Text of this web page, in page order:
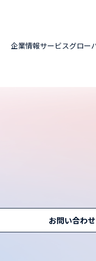
企業情報サービスグロー
お問い合わせ